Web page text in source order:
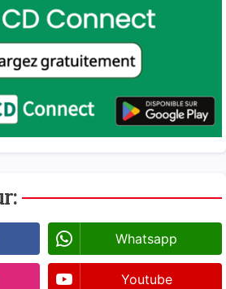
Whatsapp
Youtube